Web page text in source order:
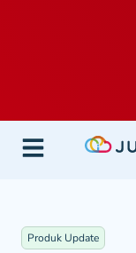
Produk Update